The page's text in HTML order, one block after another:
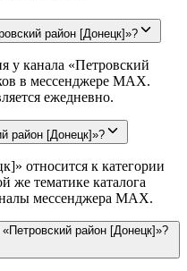
район [Донецк]»?
у канала «Петровский
в мессенджере MAX.
ежедневно.
район [Донецк]»?
относится к категории
тематике каталога
мессенджера MAX.
район [Донецк]»?